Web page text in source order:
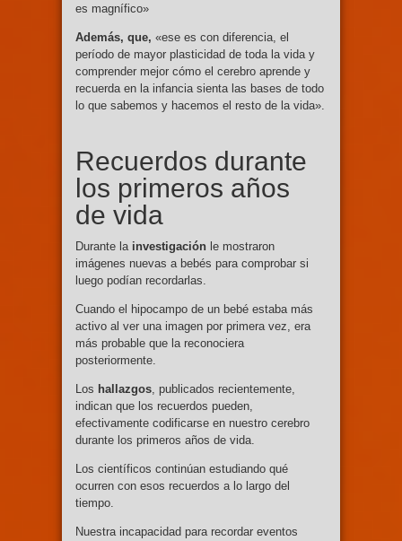
es magnífico»
Además, que, «ese es con diferencia, el
período de mayor plasticidad de toda la vida y
comprender mejor cómo el cerebro aprende y
recuerda en la infancia sienta las bases de todo
lo que sabemos y hacemos el resto de la vida».
Recuerdos durante
los primeros años
de vida
Durante la investigación le mostraron
imágenes nuevas a bebés para comprobar si
luego podían recordarlas.
Cuando el hipocampo de un bebé estaba más
activo al ver una imagen por primera vez, era
más probable que la reconociera
posteriormente.
Los hallazgos, publicados recientemente,
indican que los recuerdos pueden,
efectivamente codificarse en nuestro cerebro
durante los primeros años de vida.
Los científicos continúan estudiando qué
ocurren con esos recuerdos a lo largo del
tiempo.
Nuestra incapacidad para recordar eventos